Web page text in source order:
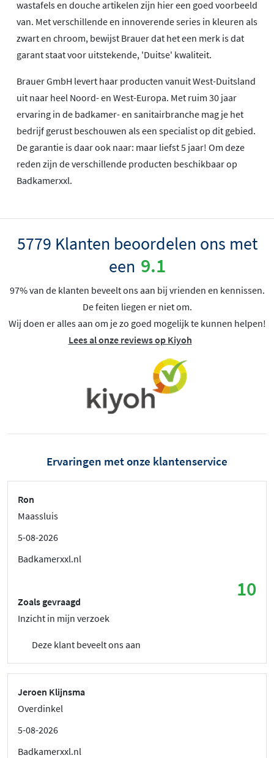
wastafels en douche artikelen zijn hier een goed voorbeeld
van. Met verschillende en innoverende series in kleuren als
zwart en chroom, bewijst Brauer dat het een merk is dat
garant staat voor uitstekende, 'Duitse' kwaliteit.
Brauer GmbH levert haar producten vanuit West-Duitsland
uit naar heel Noord- en West-Europa. Met ruim 30 jaar
ervaring in de badkamer- en sanitairbranche mag je het
bedrijf gerust beschouwen als een specialist op dit gebied.
De garantie is daar ook naar: maar liefst 5 jaar! Om deze
reden zijn de verschillende producten beschikbaar op
Badkamerxxl.
5779 Klanten beoordelen ons met
een 9.1
97% van de klanten beveelt ons aan bij vrienden en kennissen.
De feiten liegen er niet om.
Wij doen er alles aan om je zo goed mogelijk te kunnen helpen!
Lees al onze reviews op Kiyoh
Ervaringen met onze klantenservice
Ron
Maassluis
5-08-2026
Badkamerxxl.nl
10
Zoals gevraagd
Inzicht in mijn verzoek
Deze klant beveelt ons aan
Jeroen Klijnsma
Overdinkel
5-08-2026
Badkamerxxl.nl